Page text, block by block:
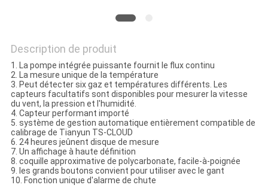
Description de produit
1. La pompe intégrée puissante fournit le flux continu
2. La mesure unique de la température
3. Peut détecter six gaz et températures différents. Les
capteurs facultatifs sont disponibles pour mesurer la vitesse
du vent, la pression et l'humidité.
4. Capteur performant importé
5. système de gestion automatique entièrement compatible de
calibrage de Tianyun TS-CLOUD
6. 24 heures jeûnent disque de mesure
7. Un affichage à haute définition
8. coquille approximative de polycarbonate, facile-à-poignée
9. les grands boutons convient pour utiliser avec le gant
10. Fonction unique d'alarme de chute